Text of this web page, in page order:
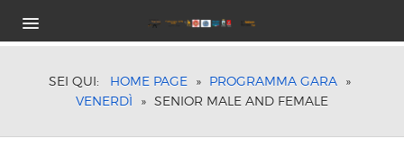
PROGRAMMA GARA
CLASSI E CATEGORIE DI PESO
SEI QUI: HOME PAGE » PROGRAMMA GARA »
VENERDÌ
» SENIOR MALE AND FEMALE